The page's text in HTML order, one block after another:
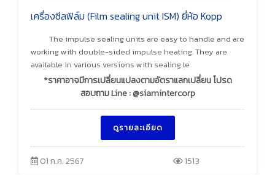
เครื่องซีลฟิล์ม (Film sealing unit ISM) ยี่ห้อ Kopp
The impulse sealing units are easy to handle and are
working with double-sided impulse heating. They are
available in various versions with sealing le
*ราคาอาจมีการเปลี่ยนแปลงตามอัตราแลกเปลี่ยน โปรด
สอบถาม Line : @siamintercorp
ดูรายละเอียด
01 ก.ค. 2567 1513